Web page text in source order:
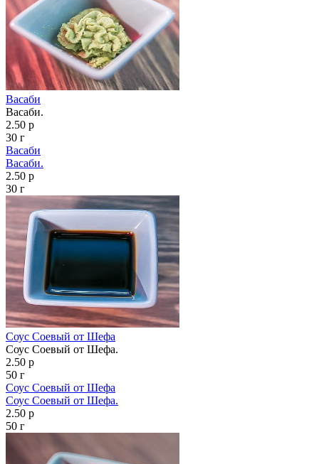
Васаби
Васаби.
2.50 р
30 г
Васаби
Васаби.
2.50 р
30 г
Соус Соевый от Шефа
Соус Соевый от Шефа.
2.50 р
50 г
Соус Соевый от Шефа
Соус Соевый от Шефа.
2.50 р
50 г